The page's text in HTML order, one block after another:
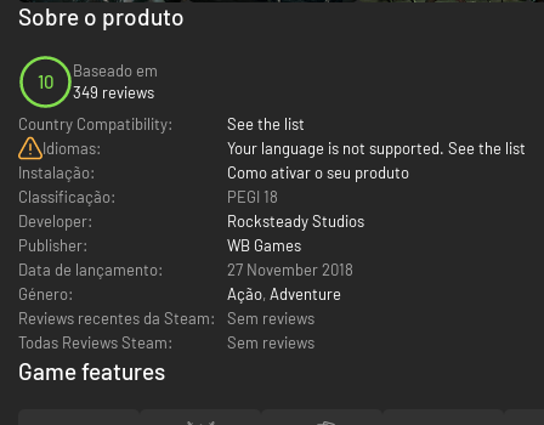
Sobre o produto
10
Baseado em
349 reviews
Country Compatibility:
See the list
Idiomas:
Your language is not supported. See the list
Instalação:
Como ativar o seu produto
Classificação:
PEGI 18
Developer:
Rocksteady Studios
Publisher:
WB Games
Data de lançamento:
27 November 2018
Género:
Ação, Adventure
Reviews recentes da Steam:
Sem reviews
Todas Reviews Steam:
Sem reviews
Game features